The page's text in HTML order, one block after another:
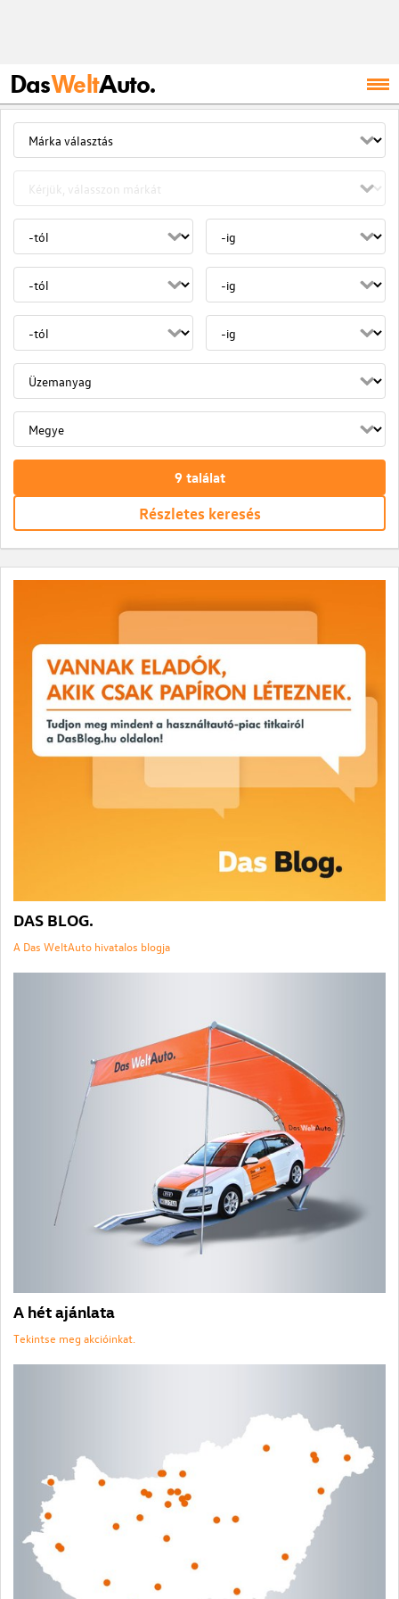
DasWeltAuto.
Részletes keresés
9 találat
DAS BLOG.
A Das WeltAuto hivatalos blogja
A hét ajánlata
Tekintse meg akcióinkat.